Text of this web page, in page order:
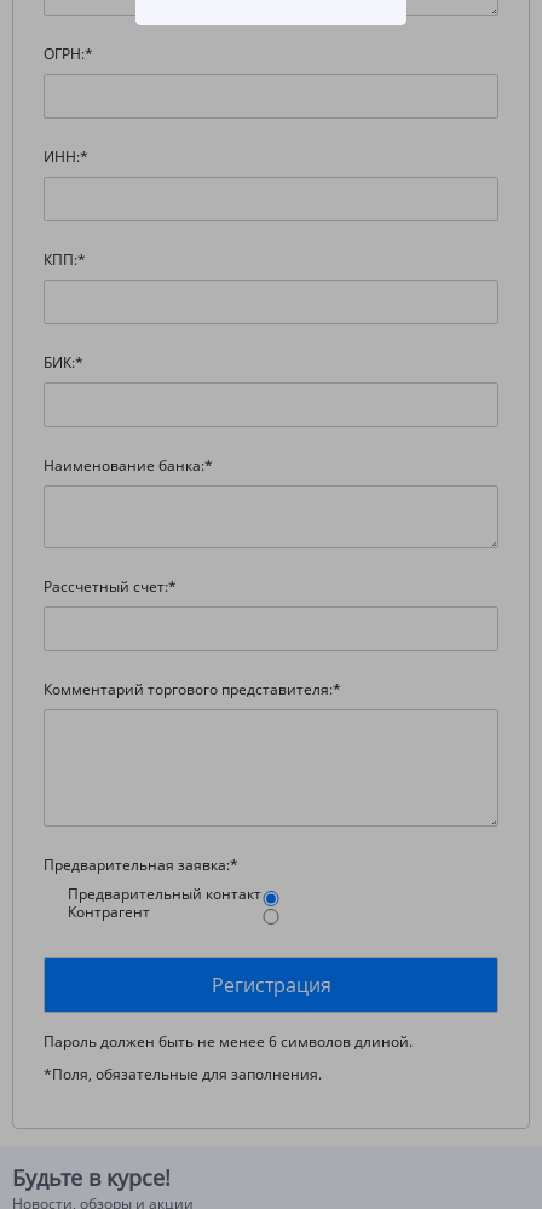
ОГРН:*
ИНН:*
КПП:*
БИК:*
Наименование банка:*
Рассчетный счет:*
Комментарий торгового представителя:*
Предварительная заявка:*
Предварительный контакт
Контрагент
Пароль должен быть не менее 6 символов длиной.
*Поля, обязательные для заполнения.
Будьте в курсе!
Новости, обзоры и акции